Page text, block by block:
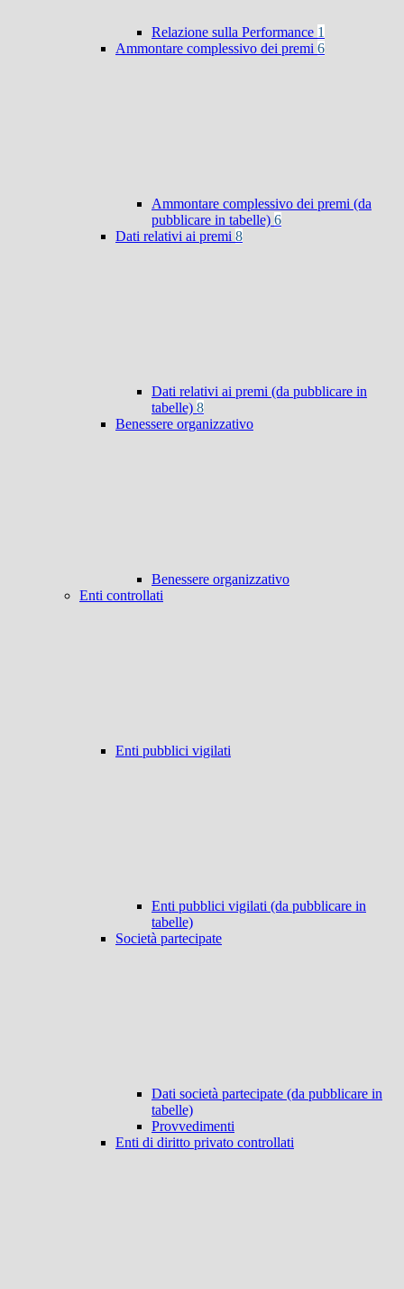
Relazione sulla Performance 1
Ammontare complessivo dei premi 6
Ammontare complessivo dei premi (da
pubblicare in tabelle) 6
Dati relativi ai premi 8
Dati relativi ai premi (da pubblicare in
tabelle) 8
Benessere organizzativo
Benessere organizzativo
Enti controllati
Enti pubblici vigilati
Enti pubblici vigilati (da pubblicare in
tabelle)
Società partecipate
Dati società partecipate (da pubblicare in
tabelle)
Provvedimenti
Enti di diritto privato controllati